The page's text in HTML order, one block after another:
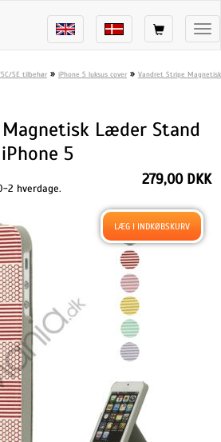
SE tilbehør » iPhone 5 luksus cover » Vandret Stripe Magnetisk
Læder Stand
5
2 hverdage.
279,00 DKK